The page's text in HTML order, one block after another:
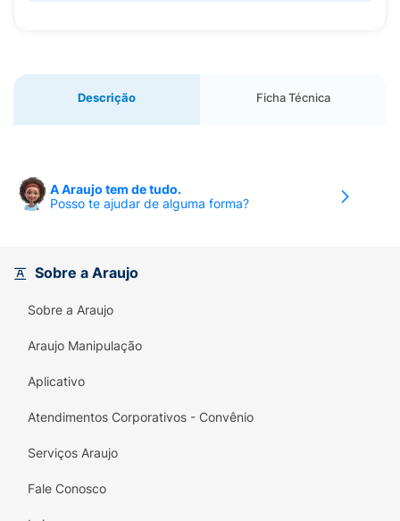
Descrição Ficha Técnica
A Araujo tem de tudo.
Posso te ajudar de alguma forma?
Sobre a Araujo
Sobre a Araujo
Araujo Manipulação
Aplicativo
Atendimentos Corporativos - Convênio
Serviços Araujo
Fale Conosco